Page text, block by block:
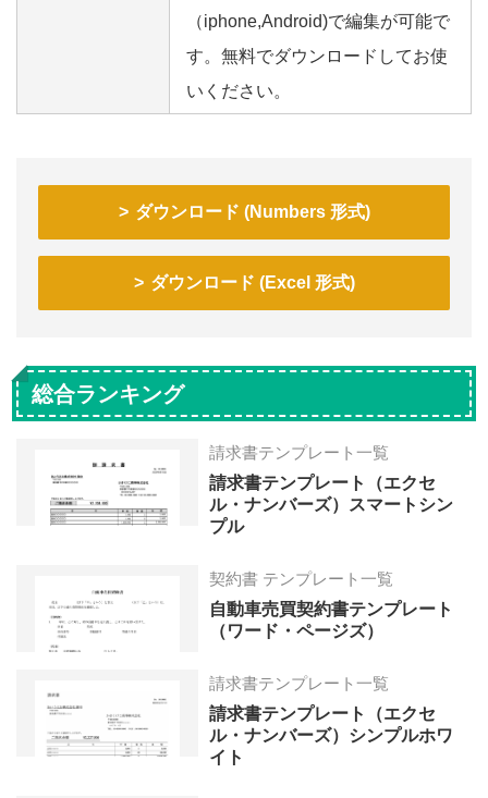
（iphone,Android)で編集が可能で
す。無料でダウンロードしてお使
いください。
ダウンロード (Numbers 形式)
ダウンロード (Excel 形式)
総合ランキング
請求書テンプレート一覧
請求書テンプレート（エクセ
ル・ナンバーズ）スマートシン
プル
契約書 テンプレート一覧
自動車売買契約書テンプレート
（ワード・ページズ）
請求書テンプレート一覧
請求書テンプレート（エクセ
ル・ナンバーズ）シンプルホワ
イト